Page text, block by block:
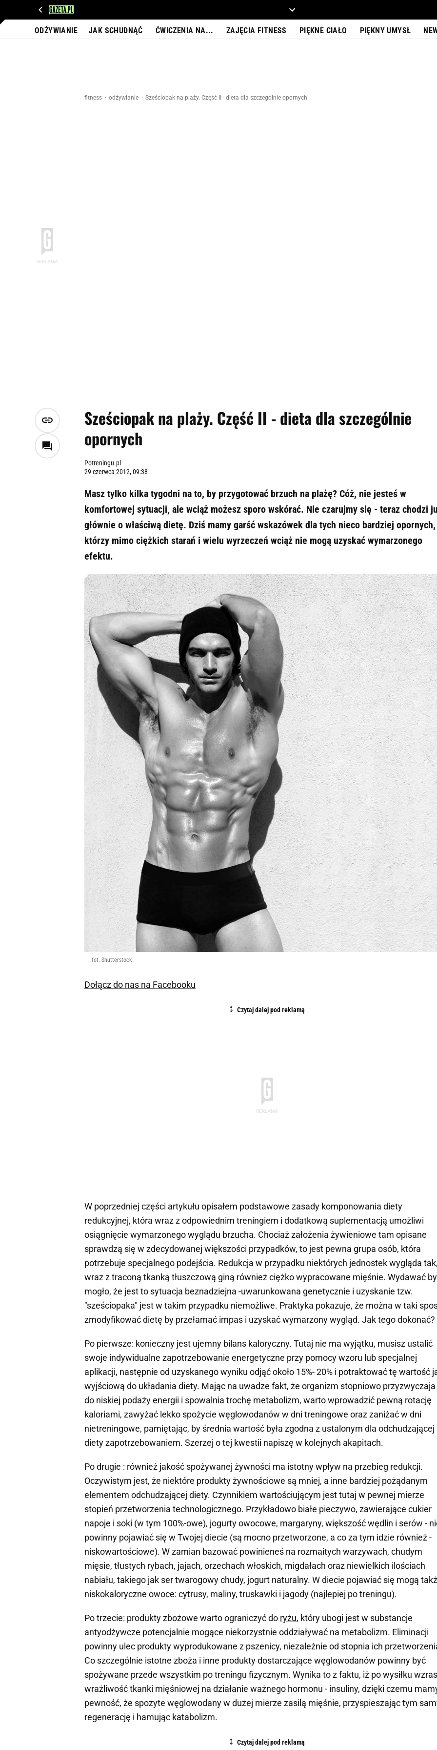
ODŻYWIANIE JAK SCHUDNĄĆ ĆWICZENIA NA... ZAJĘCIA FITNESS PIĘKNE CIAŁO PIĘKNY UMYSŁ
fitness odżywianie Sześciopak na plaży. Część II - dieta dla szczególnie opornych
Sześciopak na plaży. Część II - dieta dla szczególnie
opornych
Potreningu.pl
29 czerwca 2012, 09:38
Masz tylko kilka tygodni na to, by przygotować brzuch na plażę? Cóż, nie jesteś w
komfortowej sytuacji, ale wciąż możesz sporo wskórać. Nie czarujmy się - teraz chodzi
głównie o właściwą dietę. Dziś mamy garść wskazówek dla tych nieco bardziej opornych,
którzy mimo ciężkich starań i wielu wyrzeczeń wciąż nie mogą uzyskać wymarzonego
efektu.
fot. Shutterstock
Dołącz do nas na Facebooku
W poprzedniej części artykułu opisałem podstawowe zasady komponowania diety
redukcyjnej, która wraz z odpowiednim treningiem i dodatkową suplementacją umożliwi
osiągnięcie wymarzonego wyglądu brzucha. Chociaż założenia żywieniowe tam opisane
sprawdzą się w zdecydowanej większości przypadków, to jest pewna grupa osób, która
potrzebuje specjalnego podejścia. Redukcja w przypadku niektórych jednostek wygląda
wraz z traconą tkanką tłuszczową giną również ciężko wypracowane mięśnie. Wydawać
mogło, że jest to sytuacja beznadziejna -uwarunkowana genetycznie i uzyskanie tzw.
"sześciopaka" jest w takim przypadku niemożliwe. Praktyka pokazuje, że można w taki
zmodyfikować dietę by przełamać impas i uzyskać wymarzony wygląd. Jak tego dokonać?
Po pierwsze: konieczny jest ujemny bilans kaloryczny. Tutaj nie ma wyjątku, musisz ustalić
swoje indywidualne zapotrzebowanie energetyczne przy pomocy wzoru lub specjalnej
aplikacji, następnie od uzyskanego wyniku odjąć około 15%- 20% i potraktować tę wartość
wyjściową do układania diety. Mając na uwadze fakt, że organizm stopniowo
do niskiej podaży energii i spowalnia trochę metabolizm, warto wprowadzić pewną rotację
kaloriami, zawyżać lekko spożycie węglowodanów w dni treningowe oraz zaniżać w dni
nietreningowe, pamiętając, by średnia wartość była zgodna z ustalonym dla odchudzającej
diety zapotrzebowaniem. Szerzej o tej kwestii napiszę w kolejnych akapitach.
Po drugie : również jakość spożywanej żywności ma istotny wpływ na przebieg redukcji.
Oczywistym jest, że niektóre produkty żywnościowe są mniej, a inne bardziej pożądanym
elementem odchudzającej diety. Czynnikiem wartościującym jest tutaj w pewnej mierze
stopień przetworzenia technologicznego. Przykładowo białe pieczywo, zawierające cukier
napoje i soki (w tym 100%-owe), jogurty owocowe, margaryny, większość wędlin i serów -
powinny pojawiać się w Twojej diecie (są mocno przetworzone, a co za tym idzie również -
niskowartościowe). W zamian bazować powinieneś na rozmaitych warzywach, chudym
mięsie, tłustych rybach, jajach, orzechach włoskich, migdałach oraz niewielkich ilościach
nabiału, takiego jak ser twarogowy chudy, jogurt naturalny. W diecie pojawiać się mogą
niskokaloryczne owoce: cytrusy, maliny, truskawki i jagody (najlepiej po treningu).
Po trzecie: produkty zbożowe warto ograniczyć do ryżu, który ubogi jest w substancje
antyodżywcze potencjalnie mogące niekorzystnie oddziaływać na metabolizm. Eliminacji
powinny ulec produkty wyprodukowane z pszenicy, niezależnie od stopnia ich
Co szczególnie istotne zboża i inne produkty dostarczające węglowodanów powinny być
spożywane przede wszystkim po treningu fizycznym. Wynika to z faktu, iż po wysiłku
wrażliwość tkanki mięśniowej na działanie ważnego hormonu - insuliny, dzięki czemu
pewność, że spożyte węglowodany w dużej mierze zasilą mięśnie, przyspieszając tym
regenerację i hamując katabolizm.